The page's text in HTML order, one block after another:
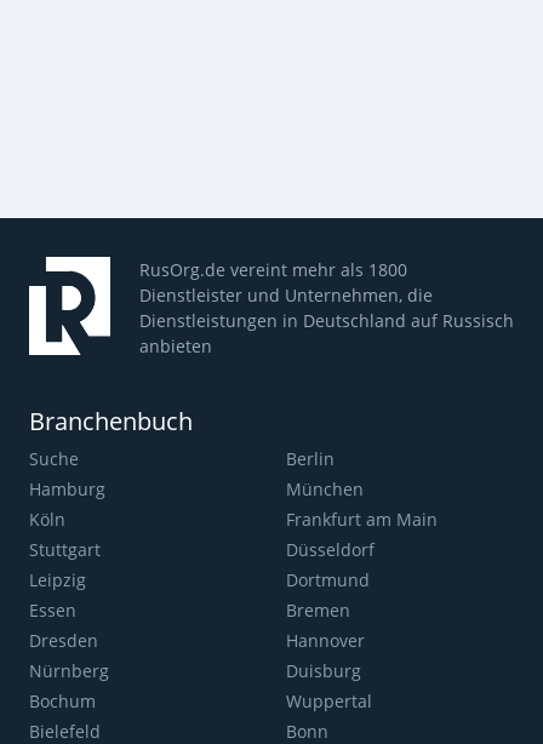
RusOrg.de vereint mehr als 1800
Dienstleister und Unternehmen, die
Dienstleistungen in Deutschland auf Russisch
anbieten
Branchenbuch
Suche
Berlin
Hamburg
München
Köln
Frankfurt am Main
Stuttgart
Düsseldorf
Leipzig
Dortmund
Essen
Bremen
Dresden
Hannover
Nürnberg
Duisburg
Bochum
Wuppertal
Bielefeld
Bonn